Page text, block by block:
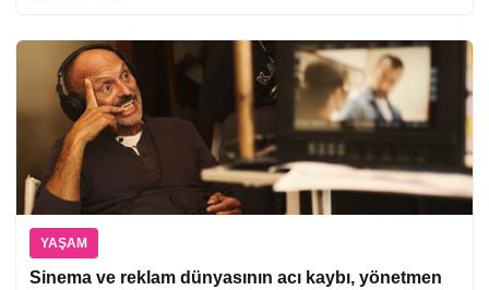
YAŞAM
Sinema ve reklam dünyasının acı kaybı, yönetmen